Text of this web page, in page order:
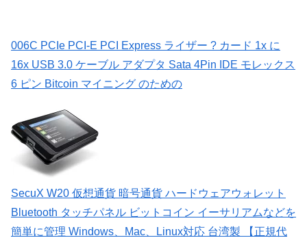
006C PCIe PCI-E PCI Express ライザー ? カード 1x に
16x USB 3.0 ケーブル アダプタ Sata 4Pin IDE モレックス
6 ピン Bitcoin マイニング のための
SecuX W20 仮想通貨 暗号通貨 ハードウェアウォレット
Bluetooth タッチパネル ビットコイン イーサリアムなどを
簡単に管理 Windows、Mac、Linux対応 台湾製 【正規代